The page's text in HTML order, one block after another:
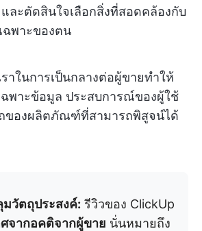
ละตัดสินใจเลือกสิ่งที่สอดคล้องกับ
ฉพาะของตน
าในการเป็นกลางต่อผู้ขายทำให้
ฉพาะข้อมูล ประสบการณ์ของผู้ใช้
ของผลิตภัณฑ์ที่สามารถพิสูจน์ได้
วัตถุประสงค์: รีวิวของ ClickUp
จากอคติจากผู้ขาย นั่นหมายถึง